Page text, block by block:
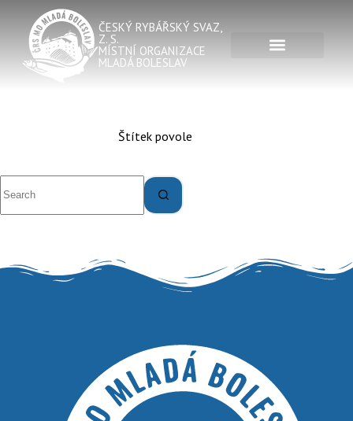
ČESKÝ RYBÁŘSKÝ SVAZ,
Z. S.
MÍSTNÍ ORGANIZACE
MLADÁ BOLESLAV
Štítek povole